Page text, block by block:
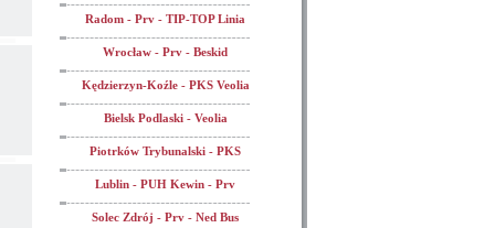
Radom - Prv - TIP-TOP Linia
Wrocław - Prv - Beskid
Kędzierzyn-Koźle - PKS Veolia
Bielsk Podlaski - Veolia
Piotrków Trybunalski - PKS
Lublin - PUH Kewin - Prv
Solec Zdrój - Prv - Ned Bus